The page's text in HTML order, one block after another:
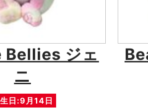
Bellies ジェ
ニ
日:9月14日